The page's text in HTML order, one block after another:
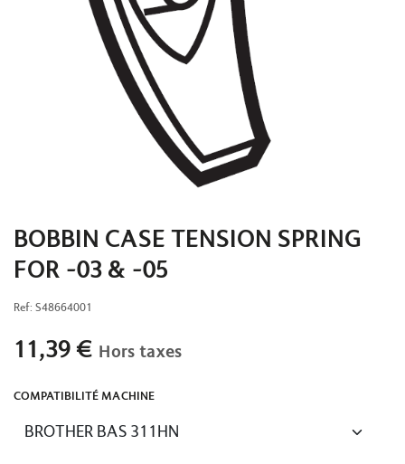
BOBBIN CASE TENSION SPRING
FOR -03 & -05
Ref: S48664001
11,39 € Hors taxes
COMPATIBILITÉ MACHINE